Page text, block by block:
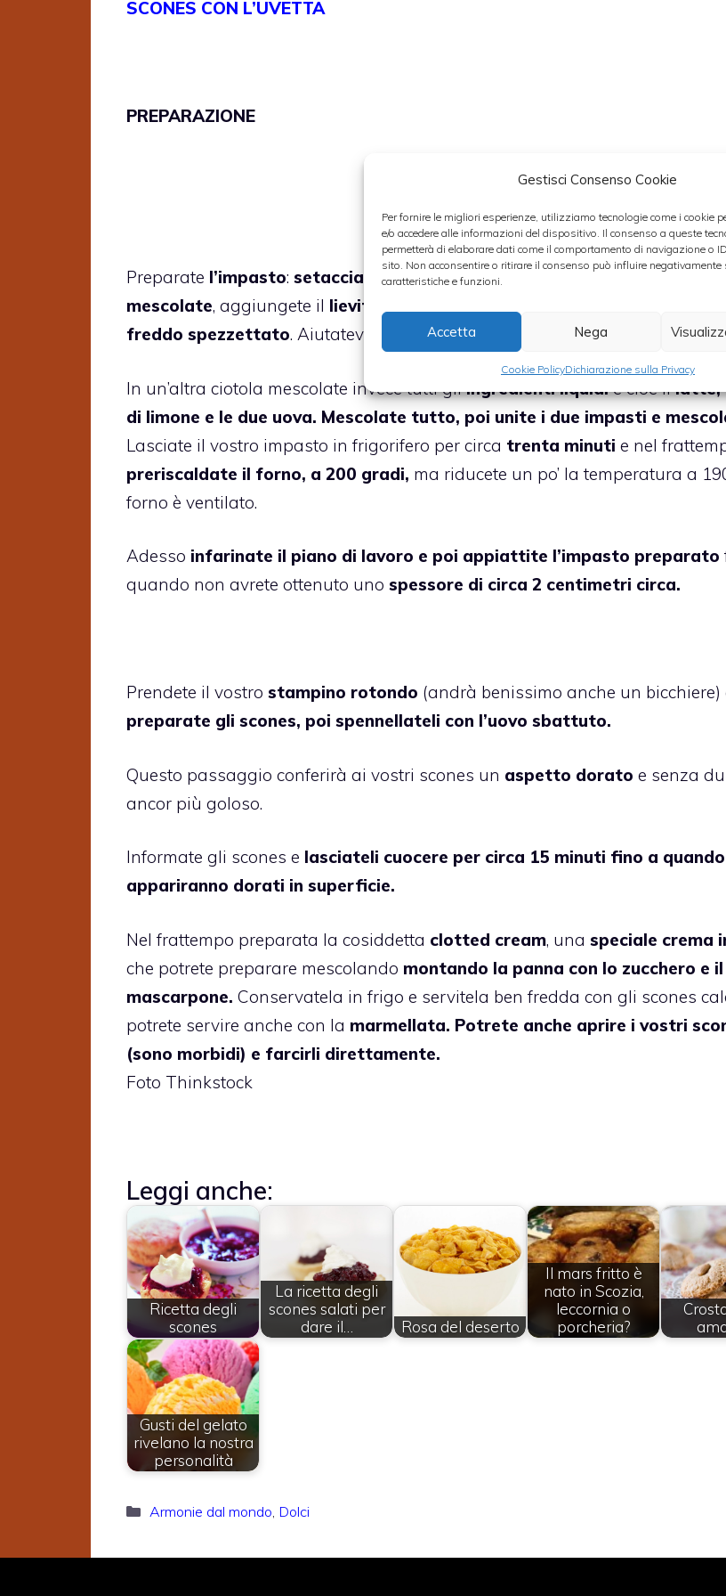
Gestisci Consenso Cookie
Per fornire le migliori esperienze, utilizziamo tecnologie come i cookie
e/o accedere alle informazioni del dispositivo. Il consenso a queste
permetterà di elaborare dati come il comportamento di navigazione o
sito. Non acconsentire o ritirare il consenso può influire negativamente
caratteristiche e funzioni.
Accetta Nega
Cookie PolicyDichiarazione sulla Privacy
SCONES CON L’UVETTA
PREPARAZIONE
Preparate l’impasto: setacciate la farina,pi aggiungere un pizzico di sale e
mescolate, aggiungete il lievito in polvere, i due cucchiai di zucchero e il
freddo spezzettato. Aiutatevi con una forchetta ad amalgamare gli
In un’altra ciotola mescolate invece tutti gliingredienti liquidie cioè illatte,
di limone e le due uova. Mescolate tutto, poi unite i due impasti e
Lasciate il vostro impasto in frigorifero per circa trenta minuti e nel
preriscaldate il forno, a 200 gradi, ma riducete un po’ la temperatura a
forno è ventilato.
Adesso infarinate il piano di lavoro e poi appiattite l’impasto preparato
quando non avrete ottenuto uno spessore di circa 2 centimetri circa.
Prendete il vostro stampino rotondo (andrà benissimo anche un bicchiere)
preparate gli scones, poi spennellateli con l’uovo sbattuto.
Questo passaggio conferirà ai vostri scones un aspetto dorato e senza
ancor più goloso.
Informate gli scones e lasciateli cuocere per circa 15 minuti fino a
appariranno dorati in superficie.
Nel frattempo preparata la cosiddetta clotted cream, una speciale crema
che potrete preparare mescolando montando la panna con lo zucchero e il
mascarpone. Conservatela in frigo e servitela ben fredda con gli scones
potrete servire anche con la marmellata. Potrete anche aprire i vostri
(sono morbidi) e farcirli direttamente.
Foto Thinkstock
Leggi anche:
Ricetta degli
scones
La ricetta degli
scones salati per
dare il…
Rosa del deserto
Il mars fritto è
nato in Scozia,
leccornia o
porcheria?
Gusti del gelato
rivelano la nostra
personalità
Categorie
Armonie dal mondo Dolci